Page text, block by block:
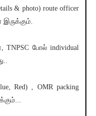
& photo) route officer
TNPSC போல் individual
Red) , OMR packing